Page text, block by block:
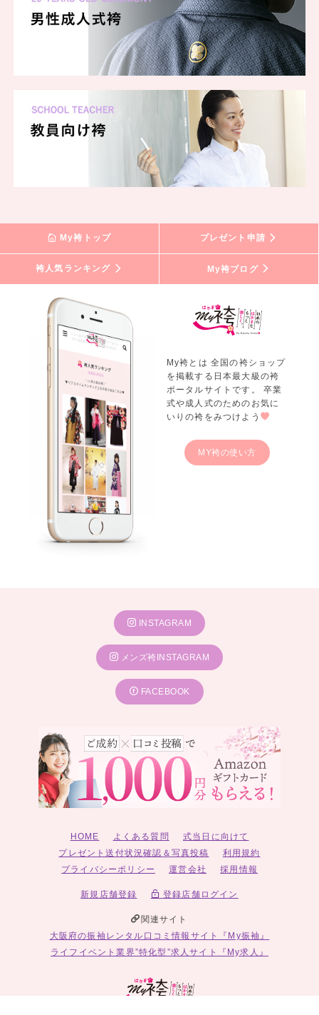
My袴トップ プレゼント申請
袴人気ランキング My袴ブログ
My袴とは 全国の袴ショップ
を掲載する日本最大級の袴
ポータルサイトです。 卒業
式や成人式のためのお気に
いりの袴をみつけよう
MY袴の使い方
INSTAGRAM
メンズ袴INSTAGRAM
FACEBOOK
HOME よくある質問
式当日に向けて
プレゼント送付状況確認＆写真投稿
利用規約
プライバシーポリシー
運営会社 採用情報
新規店舗登録 登録店舗ログイン
関連サイト
大阪府の振袖レンタル口コミ情報サイト『My振袖』
ライフイベント業界”特化型”求人サイト『My求人』